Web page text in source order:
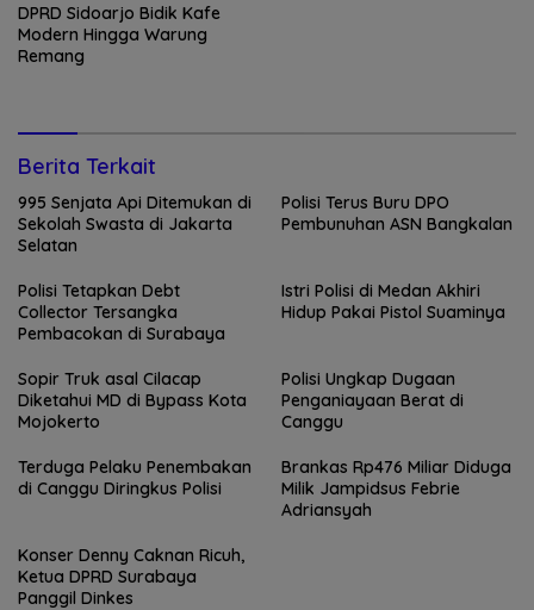
DPRD Sidoarjo Bidik Kafe
Modern Hingga Warung
Remang
Berita Terkait
995 Senjata Api Ditemukan di
Sekolah Swasta di Jakarta
Selatan
Polisi Terus Buru DPO
Pembunuhan ASN Bangkalan
Polisi Tetapkan Debt
Collector Tersangka
Pembacokan di Surabaya
Istri Polisi di Medan Akhiri
Hidup Pakai Pistol Suaminya
Sopir Truk asal Cilacap
Diketahui MD di Bypass Kota
Mojokerto
Polisi Ungkap Dugaan
Penganiayaan Berat di
Canggu
Terduga Pelaku Penembakan
di Canggu Diringkus Polisi
Brankas Rp476 Miliar Diduga
Milik Jampidsus Febrie
Adriansyah
Konser Denny Caknan Ricuh,
Ketua DPRD Surabaya
Panggil Dinkes